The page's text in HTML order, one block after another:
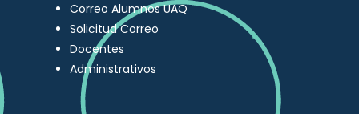
Correo Alumnos UAQ
Solicitud Correo
Docentes
Administrativos